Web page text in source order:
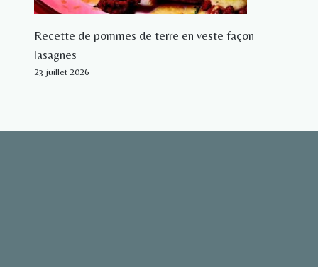
Recette de pommes de terre en veste façon
lasagnes
23 juillet 2026